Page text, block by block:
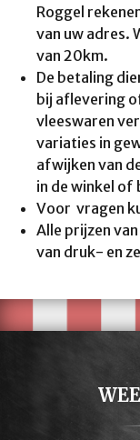
Roggel
van uw adres.
van 20km.
De betaling
bij aflevering
vleeswaren
variaties in
afwijken van
in de winkel of
Voor vragen
Alle prijzen
van druk- en